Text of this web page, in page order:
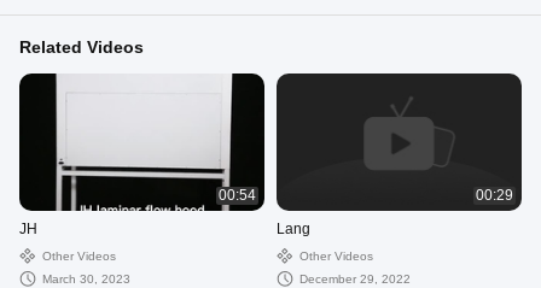
Related Videos
00:54
JH
Other Videos
March 30, 2023
00:29
Lang
Other Videos
December 29, 2022